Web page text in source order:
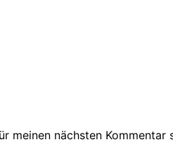
meinen nächsten Kommentar